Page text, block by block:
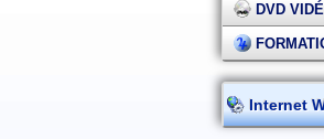
DVD
Internet